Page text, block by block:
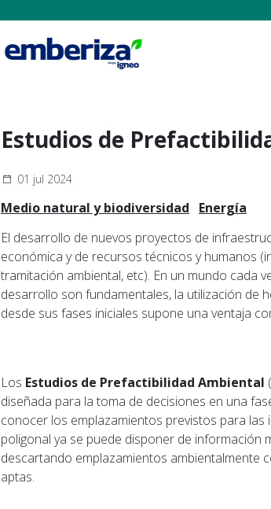
Estudios de
01 jul 2024
Medio natural y biodiversidad
Energía
El desarrollo de nuevos proyectos de
económica y de recursos técnicos y humanos
tramitación ambiental, etc). En un mundo cada
desarrollo son fundamentales, la utilización de
desde sus fases iniciales supone una ventaja
Los Estudios de Prefactibilidad Ambiental
diseñada para la toma de decisiones en una
conocer los emplazamientos previstos para
poligonal ya se puede disponer de información
descartando emplazamientos ambientalmente
aptas.